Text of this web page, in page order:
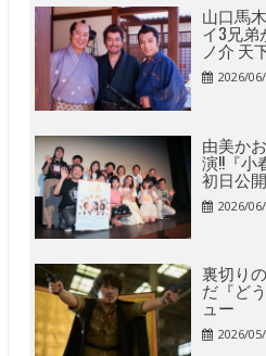
山口馬
イ3兄弟
ノ介 天
2026/
由美か
演!!『小
初日公
2026/
裏切り
だ『ど
ュー
2026/